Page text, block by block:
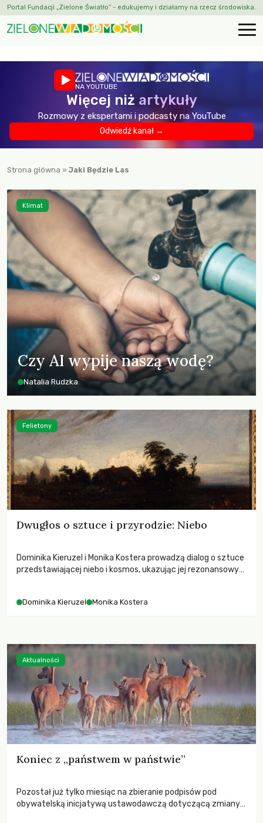
Portal Fundacji „Zielone Światło” - edukujemy i działamy na rzecz środowiska.
NA YOUTUBE
Więcej niż artykuły
Rozmowy z ekspertami i podcasty na YouTube
Odwiedź kanał →
Strona główna »Jaki Będzie Las
Czy AI wypije naszą wodę?
Natalia Rudzka
Klimat
Dwugłos o sztuce i przyrodzie: Niebo
Dominika Kieruzel i Monika Kostera prowadzą dialog o sztuce
przedstawiającej niebo i kosmos, ukazując jej rezonansowy
Dominika Kieruzel Monika Kostera
Felietony
Koniec z „państwem w państwie”
Pozostał już tylko miesiąc na zbieranie podpisów pod
obywatelską inicjatywą ustawodawczą dotyczącą zmiany
Aktualności